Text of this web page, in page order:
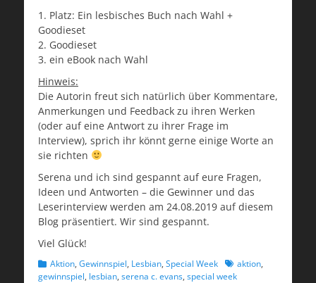
1. Platz: Ein lesbisches Buch nach Wahl +
Goodieset
2. Goodieset
3. ein eBook nach Wahl
Hinweis:
Die Autorin freut sich natürlich über Kommentare,
Anmerkungen und Feedback zu ihren Werken
(oder auf eine Antwort zu ihrer Frage im
Interview), sprich ihr könnt gerne einige Worte an
sie richten
Serena und ich sind gespannt auf eure Fragen,
Ideen und Antworten – die Gewinner und das
Leserinterview werden am 24.08.2019 auf diesem
Blog präsentiert. Wir sind gespannt.
Viel Glück!
Kategorien
Aktion, Gewinnspiel, Lesbian, Special Week Schlagworte
aktion,
gewinnspiel, lesbian, serena c. evans, special week